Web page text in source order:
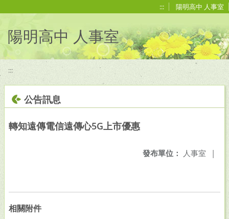
::: 陽明高中 人事室
陽明高中 人事室
:::
公告訊息
轉知遠傳電信遠傳心5G上市優惠
發布單位： 人事室 |
相關附件